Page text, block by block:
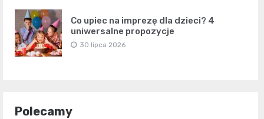
Co upiec na imprezę dla dzieci? 4
uniwersalne propozycje
30 lipca 2026
Polecamy